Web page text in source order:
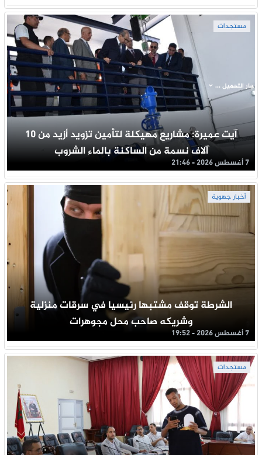
مستجدات
آيت عميرة: مشاريع مهيكلة لتأمين تزويد أزيد من 10
آلاف نسمة من الساكنة بالماء الشروب
7 أغسطس 2026 - 21:46
أخبار جهوية
الشرطة توقف مشتبها رئيسيا في سرقات منزلية
وشريكه صاحب محل مجوهرات
7 أغسطس 2026 - 19:52
مستجدات
جار التحميل ...